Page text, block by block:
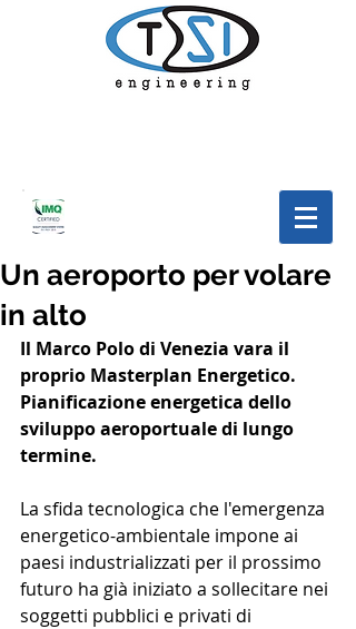
Un aeroporto per volare
in alto
Il Marco Polo di Venezia vara il
proprio Masterplan Energetico.
Pianificazione energetica dello
sviluppo aeroportuale di lungo
termine.
La sfida tecnologica che l'emergenza
energetico-ambientale impone ai
paesi industrializzati per il prossimo
futuro ha già iniziato a sollecitare nei
soggetti pubblici e privati di